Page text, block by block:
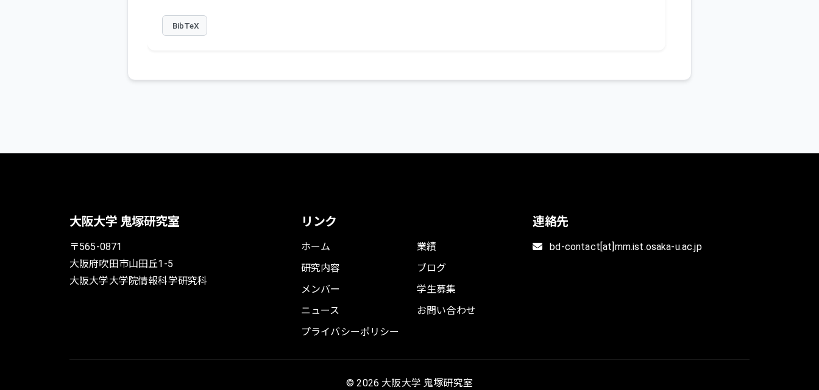
BibTeX
大阪大学 鬼塚研究室
〒565-0871
大阪府吹田市山田丘1-5
大阪大学大学院情報科学研究科
リンク
ホーム
研究内容
メンバー
ニュース
プライバシーポリシー
業績
ブログ
学生募集
お問い合わせ
連絡先
bd-contact[at]mm.ist.osaka-u.ac.jp
© 2026 大阪大学 鬼塚研究室